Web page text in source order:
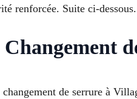
renforcée. Suite ci-dessous.
de serrure à